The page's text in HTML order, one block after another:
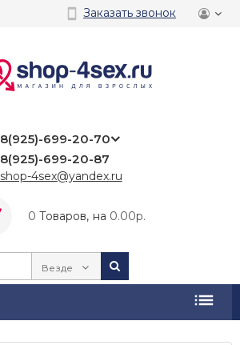
Заказать звонок
8(925)-699-20-70
8(925)-699-20-87
shop-4sex@yandex.ru
0 Tоваров, на 0.00р.
Везде